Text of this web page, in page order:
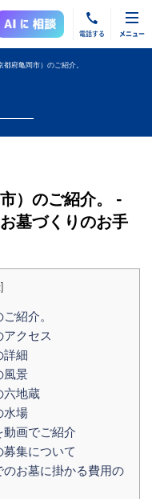
電話する メニュー
都府亀岡市）のご紹介。
）のご紹介。 -
墓づくりのお手
紹介。
クセス
詳細
風景
六地蔵
水場
画でご紹介
集について
お墓に掛かる費用の